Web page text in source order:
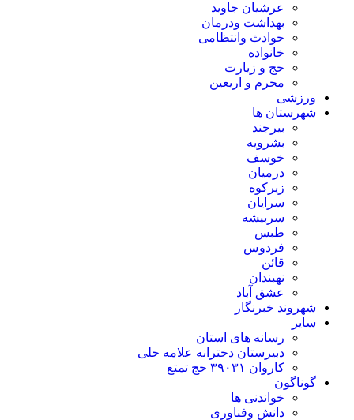
عرشیان جاوید
بهداشت ودرمان
حوادث وانتظامی
خانواده
حج و زیارت
محرم و اریعین
ورزشی
شهرستان ها
بیرجند
بشرویه
خوسف
درمیان
زیرکوه
سرایان
سربیشه
طبس
فردوس
قائن
نهبندان
عشق آباد
شهروند خبرنگار
سایر
رسانه های استان
دبیرستان دخترانه علامه حلی
کاروان ۳۹۰۳۱ حج تمتع
گوناگون
خواندنی ها
دانش وفناوری